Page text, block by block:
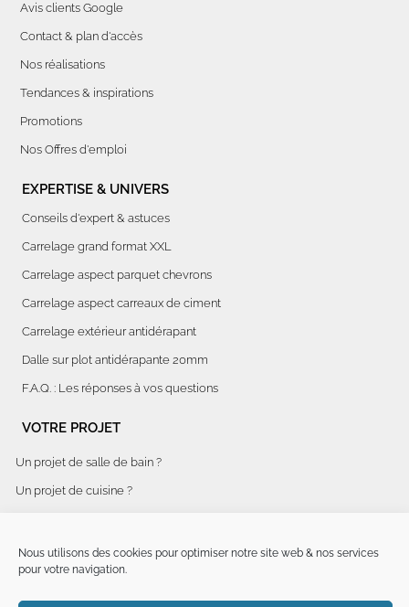
Nous utilisons des cookies pour optimiser notre site web & nos services
pour votre navigation.
Avis clients Google
Contact & plan d'accès
Nos réalisations
Tendances & inspirations
Promotions
Nos Offres d'emploi
EXPERTISE & UNIVERS
Conseils d'expert & astuces
Carrelage grand format XXL
Carrelage aspect parquet chevrons
Carrelage aspect carreaux de ciment
Carrelage extérieur antidérapant
Dalle sur plot antidérapante 20mm
F.A.Q. : Les réponses à vos questions
VOTRE PROJET
Un projet de salle de bain ?
Un projet de cuisine ?
Rénovation d'hôtel clé en main